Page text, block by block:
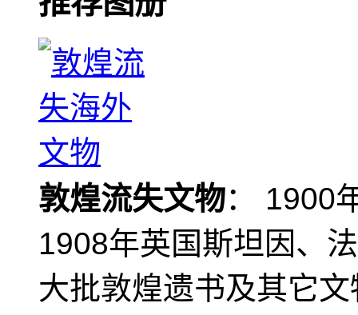
敦煌流失文物： 1900
1908年英国斯坦因、
大批敦煌遗书及其它